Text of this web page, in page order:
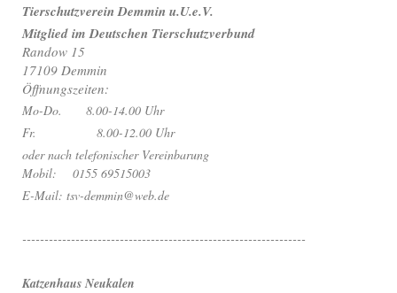
Tierschutzverein Demmin u.U.e.V.
Mitglied im Deutschen Tierschutzverbund
Randow 15
17109 Demmin
Öffnungszeiten:
Mo-Do. 8.00-14.00 Uhr
Fr. 8.00-12.00 Uhr
oder nach telefonischer Vereinbarung
Mobil: 0155 69515003
E-Mail: tsv-demmin@web.de
----------------------------------------------------------------
Katzenhaus Neukalen